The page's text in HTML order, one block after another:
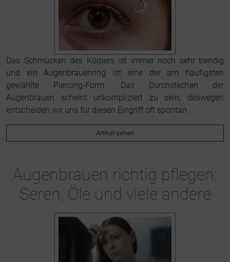
Das Schmücken des Körpers ist immer noch sehr trendig
und ein Augenbrauenring ist eine der am häufigsten
gewählte Piercing-Form. Das Durchstechen der
Augenbrauen scheint unkompliziert zu sein, deswegen
entscheiden wir uns für diesen Eingriff oft spontan.
Artikel sehen
Augenbrauen richtig pflegen:
Seren, Öle und viele andere